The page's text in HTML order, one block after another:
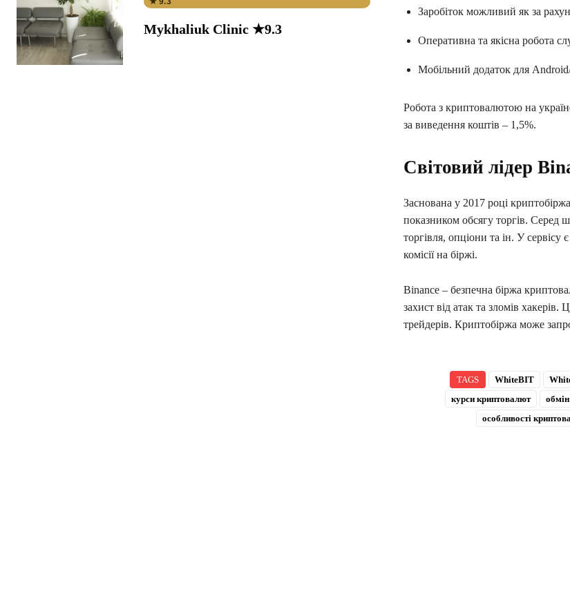
Mykhaliuk Clinic ★9.3
Заробіток можливий як за
Оперативна та якісна робота
Мобільний додаток для
Робота з криптовалютою на
за виведення коштів – 1,5%.
Світовий лідер
Заснована у 2017 році
показником обсягу торгів. Серед
торгівля, опціони та ін. У
комісії на біржі.
Binance – безпечна біржа
захист від атак та зломів
трейдерів. Криптобіржа може
TAGS WhiteBIT
курси криптовалют
обмін
особливості